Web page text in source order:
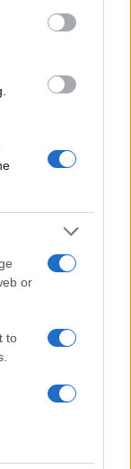
or
to
κοκτέιλ
ενισχύονται
τις επόμενες